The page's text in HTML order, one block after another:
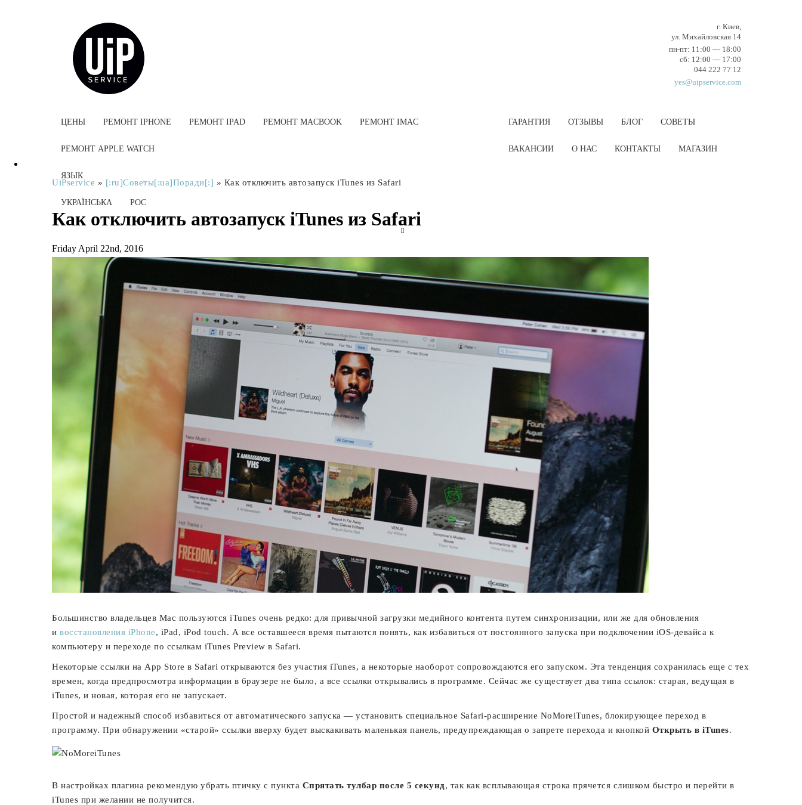
г. Киев,
ул. Михайловская 14
пн-пт: 11:00 — 18:00
cб: 12:00 — 17:00
044 222 77 12
yes@uipservice.com
ЦЕНЫ РЕМОНТ IPHONE РЕМОНТ IPAD РЕМОНТ MACBOOK РЕМОНТ IMAC
РЕМОНТ APPLE WATCH
ГАРАНТИЯ ОТЗЫВЫ БЛОГ СОВЕТЫ
ВАКАНCИИ О НАС КОНТАКТЫ МАГАЗИН
ЯЗЫК
УКРАЇНСЬКА РОС
UiPservice » [:ru]Советы[:ua]Поради[:] » Как отключить автозапуск iTunes из Safari
Как отключить автозапуск iTunes из Safari
Friday April 22nd, 2016
Большинство владельцев Mac пользуются iTunes очень редко: для привычной загрузки медийного контента путем синхронизации, или же для обновления
и восстановления iPhone, iPad, iPod touch. А все оставшееся время пытаются понять, как избавиться от постоянного запуска при подключении iOS-девайса к
компьютеру и переходе по ссылкам iTunes Preview в Safari.
Некоторые ссылки на App Store в Safari открываются без участия iTunes, а некоторые наоборот сопровождаются его запуском. Эта тенденция сохранилась еще с тех
времен, когда предпросмотра информации в браузере не было, а все ссылки открывались в программе. Сейчас же существует два типа ссылок: старая, ведущая в
iTunes, и новая, которая его не запускает.
Простой и надежный способ избавиться от автоматического запуска — установить специальное Safari-расширение NoMoreiTunes, блокирующее переход в
программу. При обнаружении «старой» ссылки вверху будет выскакивать маленькая панель, предупреждающая о запрете перехода и кнопкой Открыть в iTunes.
В настройках плагина рекомендую убрать птичку с пункта Спрятать тулбар после 5 секунд, так как всплывающая строка прячется слишком быстро и перейти в
iTunes при желании не получится.